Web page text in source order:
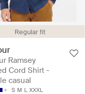
Regular fit
Ramsey
Cord Shirt -
casual
S M L XXXL